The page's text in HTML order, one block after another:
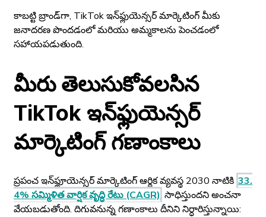
కాబట్టి బ్రాండ్‌గా, TikTok ఇన్‌ఫ్లుయెన్సర్ మార్కెటింగ్ మీకు
జనాదరణ పొందడంలో మరియు అమ్మకాలను పెంచడంలో
సహాయపడుతుంది.
మీరు తెలుసుకోవలసిన
TikTok ఇన్‌ఫ్లుయెన్సర్
మార్కెటింగ్ గణాంకాలు
ప్రపంచ ఇన్‌ఫ్లూయెన్సర్ మార్కెటింగ్ ఆర్థిక వ్యవస్థ 2030 నాటికి 33.
4% సమ్మిళిత వార్షిక వృద్ధి రేటు (CAGR) సాధిస్తుందని అంచనా
వేయబడుతోంది. దిగువనున్న గణాంకాలు దీనిని నిర్ధారిస్తున్నాయి: